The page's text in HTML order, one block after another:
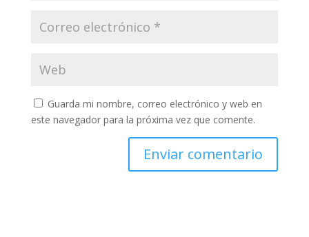
Guarda mi nombre, correo electrónico y web en
este navegador para la próxima vez que comente.